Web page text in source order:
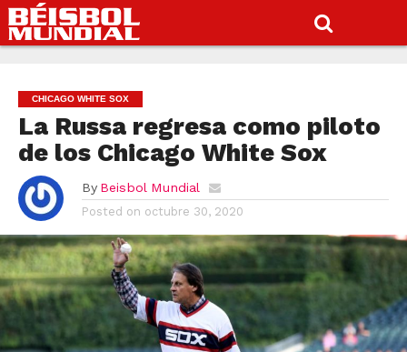
CHICAGO WHITE SOX
La Russa regresa como piloto
de los Chicago White Sox
By Beisbol Mundial
Posted on octubre 30, 2020